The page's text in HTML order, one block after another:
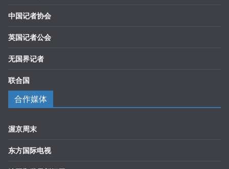
中国记者协会
英国记者公会
无国界记者
联合国
合作媒体
渥京周末
东方国际电视